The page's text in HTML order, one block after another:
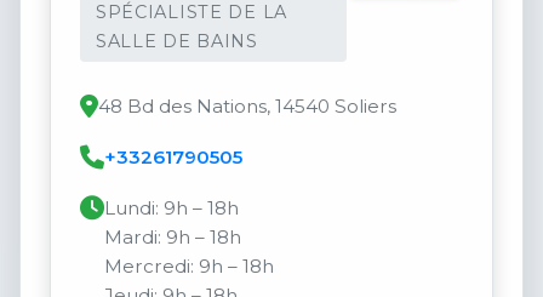
SPÉCIALISTE DE LA
SALLE DE BAINS
48 Bd des Nations, 14540 Soliers
+33261790505
Lundi: 9h – 18h
Mardi: 9h – 18h
Mercredi: 9h – 18h